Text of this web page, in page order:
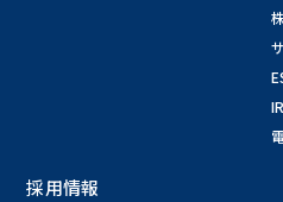
採用情報